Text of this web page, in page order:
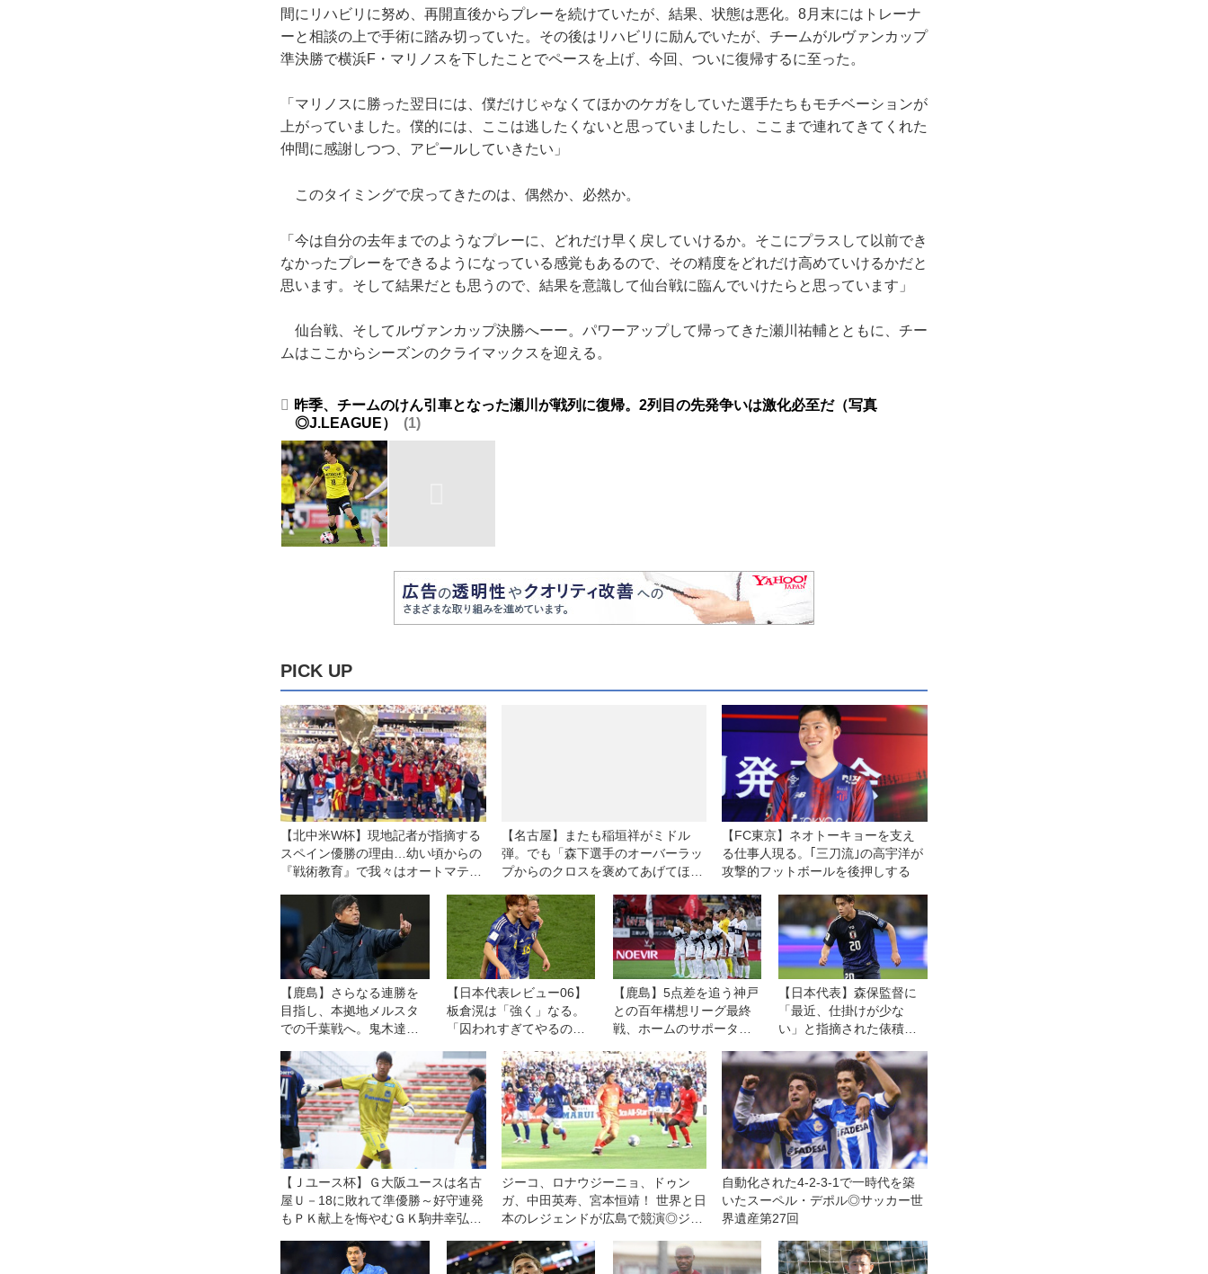
間にリハビリに努め、再開直後からプレーを続けていたが、結果、状態は悪化。8月末にはトレーナ
ーと相談の上で手術に踏み切っていた。その後はリハビリに励んでいたが、チームがルヴァンカップ
準決勝で横浜F・マリノスを下したことでペースを上げ、今回、ついに復帰するに至った。
「マリノスに勝った翌日には、僕だけじゃなくてほかのケガをしていた選手たちもモチベーションが
上がっていました。僕的には、ここは逃したくないと思っていましたし、ここまで連れてきてくれた
仲間に感謝しつつ、アピールしていきたい」
このタイミングで戻ってきたのは、偶然か、必然か。
「今は自分の去年までのようなプレーに、どれだけ早く戻していけるか。そこにプラスして以前でき
なかったプレーをできるようになっている感覚もあるので、その精度をどれだけ高めていけるかだと
思います。そして結果だとも思うので、結果を意識して仙台戦に臨んでいけたらと思っています」
仙台戦、そしてルヴァンカップ決勝へーー。パワーアップして帰ってきた瀬川祐輔とともに、チー
ムはここからシーズンのクライマックスを迎える。
昨季、チームのけん引車となった瀬川が戦列に復帰。2列目の先発争いは激化必至だ（写真
◎J.LEAGUE）
1
PICK UP
【北中米W杯】現地記者が指摘する
スペイン優勝の理由…幼い頃からの
『戦術教育』で我々はオートマティ
ーロ札のように」扱う
【名古屋】またも稲垣祥がミドル
弾。でも「森下選手のオーバーラッ
プからのクロスを褒めてあげてほし
【FC東京】ネオトーキョーを支え
る仕事人現る。｢三刀流｣の高宇洋が
攻撃的フットボールを後押しする
【鹿島】さらなる連勝を
目指し、本拠地メルスタ
での千葉戦へ。鬼木達監
を見せたい」
【日本代表レビュー06】
板倉滉は「強く」なる。
「囚われすぎてやるのも
ゴールなきゴール
【鹿島】5点差を追う神戸
との百年構想リーグ最終
戦、ホームのサポーター
へ。鬼木達監督「奇跡を
起こす状況を一緒に」
【日本代表】森保監督に
「最近、仕掛けが少な
い」と指摘された俵積田
評価は「通用するところ
は通用したかなと」
【Ｊユース杯】Ｇ大阪ユースは名古
屋Ｕ－18に敗れて準優勝～好守連発
もＰＫ献上を悔やむＧＫ駒井幸弘
ジーコ、ロナウジーニョ、ドゥン
ガ、中田英寿、宮本恒靖！ 世界と日
本のレジェンドが広島で競演◎ジー
自動化された4-2-3-1で一時代を築
いたスーペル・デポル◎サッカー世
界遺産第27回